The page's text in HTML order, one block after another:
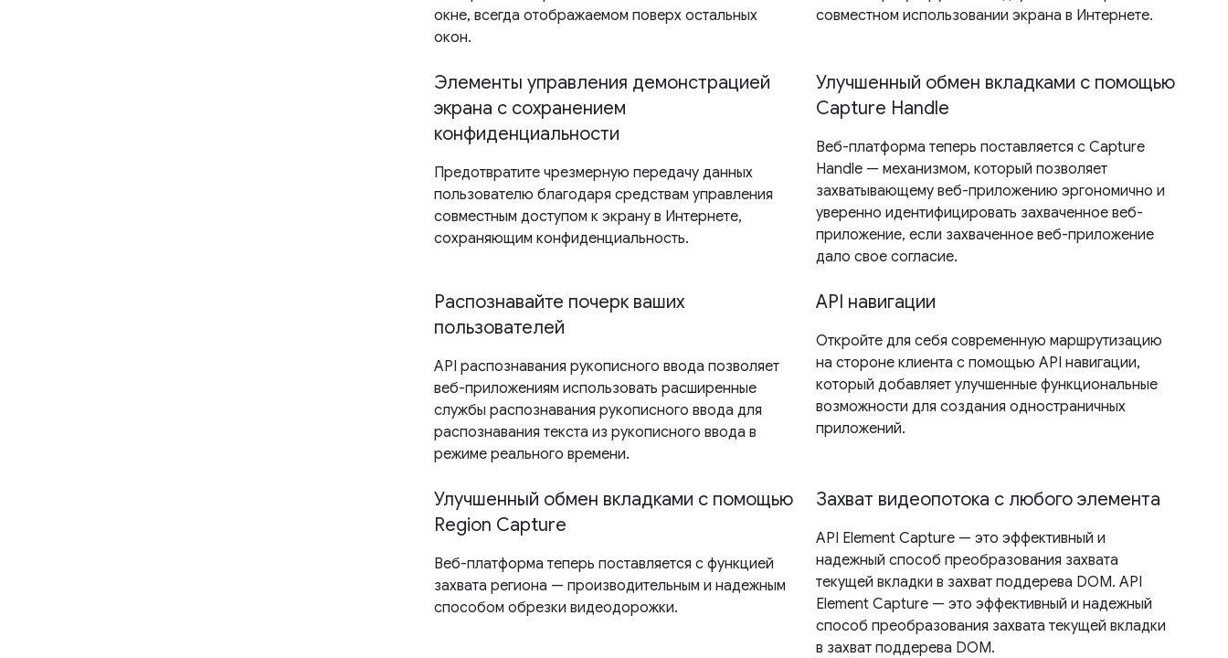
окне, всегда отображаемом поверх остальных
окон.
совместном использовании экрана в Интернете.
Элементы управления демонстрацией
экрана с сохранением
конфиденциальности
Предотвратите чрезмерную передачу данных
пользователю благодаря средствам управления
совместным доступом к экрану в Интернете,
сохраняющим конфиденциальность.
Улучшенный обмен вкладками с помощью
Capture Handle
Веб-платформа теперь поставляется с Capture
Handle — механизмом, который позволяет
захватывающему веб-приложению эргономично и
уверенно идентифицировать захваченное веб-
приложение, если захваченное веб-приложение
дало свое согласие.
Распознавайте почерк ваших
пользователей
API распознавания рукописного ввода позволяет
веб-приложениям использовать расширенные
службы распознавания рукописного ввода для
распознавания текста из рукописного ввода в
режиме реального времени.
API навигации
Откройте для себя современную маршрутизацию
на стороне клиента с помощью API навигации,
который добавляет улучшенные функциональные
возможности для создания одностраничных
приложений.
Улучшенный обмен вкладками с помощью
Region Capture
Веб-платформа теперь поставляется с функцией
захвата региона — производительным и надежным
способом обрезки видеодорожки.
Захват видеопотока с любого элемента
API Element Capture — это эффективный и
надежный способ преобразования захвата
текущей вкладки в захват поддерева DOM. API
Element Capture — это эффективный и надежный
способ преобразования захвата текущей вкладки
в захват поддерева DOM.